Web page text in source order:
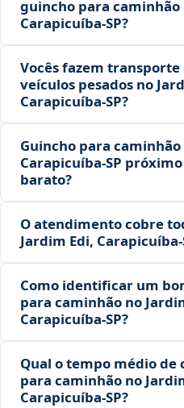
guincho para caminhão
Carapicuíba‑SP?
Vocês fazem
veículos pesados no
Carapicuíba‑SP?
Guincho para caminhão
Carapicuíba‑SP
barato?
O atendimento cobre
Jardim Edi,
Como identificar um
para caminhão no
Carapicuíba‑SP?
Qual o tempo médio de
para caminhão no
Carapicuíba‑SP?